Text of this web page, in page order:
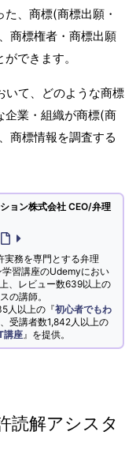
、商標(商標出願・
商標権者・商標出願
できます。
いて、どのような商標
企業・組織が商標(商
商標情報を調査する
ョン株式会社 CEO/弁理
実務を専門とする弁理
習講座のUdemyにおい
、レビュー数639以上の
の講師。
人以上の『初心者でもわ
、受講者数1,842人以上の
講座 』を提供。
読解アシスタ